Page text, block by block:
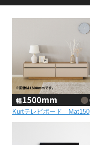
Kurtテレビボード Mat150